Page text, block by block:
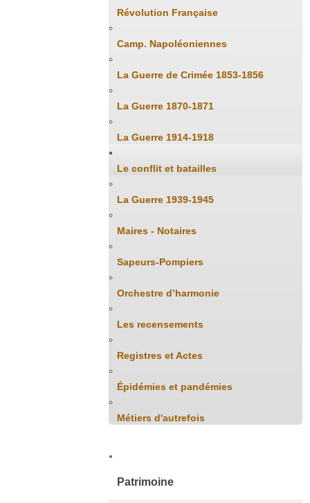
Révolution Française
Camp. Napoléoniennes
La Guerre de Crimée 1853-1856
La Guerre 1870-1871
La Guerre 1914-1918
Le conflit et batailles
La Guerre 1939-1945
Maires - Notaires
Sapeurs-Pompiers
Orchestre d’harmonie
Les recensements
Registres et Actes
Épidémies et pandémies
Métiers d'autrefois
Patrimoine